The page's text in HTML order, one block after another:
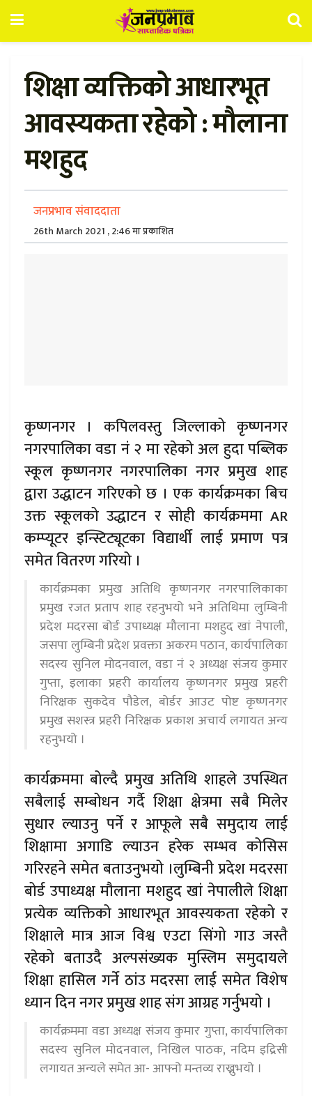
शिक्षा व्यक्तिको आधारभूत
आवस्यकता रहेको : मौलाना
मशहुद
जनप्रभाव संवाददाता
26th March 2021 , 2:46 मा प्रकाशित
कृष्णनगर । कपिलवस्तु जिल्लाको कृष्णनगर
नगरपालिका वडा नं २ मा रहेको अल हुदा पब्लिक
स्कूल कृष्णनगर नगरपालिका नगर प्रमुख शाह
द्वारा उद्धाटन गरिएको छ । एक कार्यक्रमका बिच
उक्त स्कूलको उद्धाटन र सोही कार्यक्रममा AR
कम्प्यूटर इन्स्टिट्यूटका विद्यार्थी लाई प्रमाण पत्र
समेत वितरण गरियो ।
कार्यक्रमका प्रमुख अतिथि कृष्णनगर नगरपालिकाका
प्रमुख रजत प्रताप शाह रहनुभयो भने अतिथिमा लुम्बिनी
प्रदेश मदरसा बोर्ड उपाध्यक्ष मौलाना मशहुद खां नेपाली,
जसपा लुम्बिनी प्रदेश प्रवक्ता अकरम पठान, कार्यपालिका
सदस्य सुनिल मोदनवाल, वडा नं २ अध्यक्ष संजय कुमार
गुप्ता, इलाका प्रहरी कार्यालय कृष्णनगर प्रमुख प्रहरी
निरिक्षक सुकदेव पौडेल, बोर्डर आउट पोष्ट कृष्णनगर
प्रमुख सशस्त्र प्रहरी निरिक्षक प्रकाश अचार्य लगायत अन्य
रहनुभयो ।
कार्यक्रममा बोल्दै प्रमुख अतिथि शाहले उपस्थित
सबैलाई सम्बोधन गर्दै शिक्षा क्षेत्रमा सबै मिलेर
सुधार ल्याउनु पर्ने र आफूले सबै समुदाय लाई
शिक्षामा अगाडि ल्याउन हरेक सम्भव कोसिस
गरिरहने समेत बताउनुभयो ।लुम्बिनी प्रदेश मदरसा
बोर्ड उपाध्यक्ष मौलाना मशहुद खां नेपालीले शिक्षा
प्रत्येक व्यक्तिको आधारभूत आवस्यकता रहेको र
शिक्षाले मात्र आज विश्व एउटा सिंगो गाउ जस्तै
रहेको बताउदै अल्पसंख्यक मुस्लिम समुदायले
शिक्षा हासिल गर्ने ठांउ मदरसा लाई समेत विशेष
ध्यान दिन नगर प्रमुख शाह संग आग्रह गर्नुभयो ।
कार्यक्रममा वडा अध्यक्ष संजय कुमार गुप्ता, कार्यपालिका
सदस्य सुनिल मोदनवाल, निखिल पाठक, नदिम इद्रिसी
लगायत अन्यले समेत आ- आफ्नो मन्तव्य राख्नुभयो ।